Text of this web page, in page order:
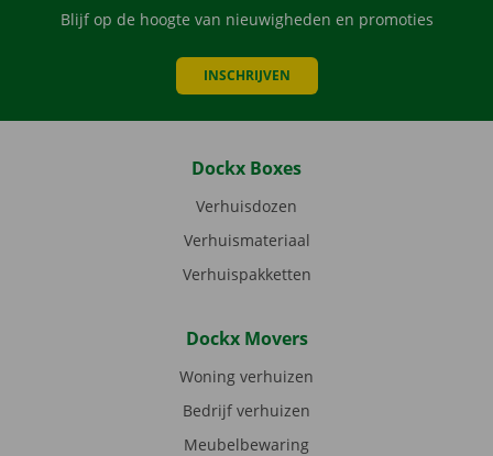
Blijf op de hoogte van nieuwigheden en promoties
INSCHRIJVEN
Dockx Boxes
Verhuisdozen
Verhuismateriaal
Verhuispakketten
Dockx Movers
Woning verhuizen
Bedrijf verhuizen
Meubelbewaring